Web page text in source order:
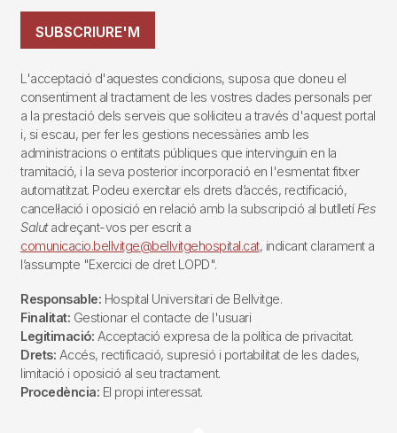
SUBSCRIURE'M
L'acceptació d'aquestes condicions, suposa que doneu el
consentiment al tractament de les vostres dades personals per
a la prestació dels serveis que sol·liciteu a través d'aquest portal
i, si escau, per fer les gestions necessàries amb les
administracions o entitats públiques que intervinguin en la
tramitació, i la seva posterior incorporació en l'esmentat fitxer
automatitzat. Podeu exercitar els drets d’accés, rectificació,
cancel·lació i oposició en relació amb la subscripció al butlletí Fes
Salutadreçant-vos per escrit a
comunicacio.bellvitge@bellvitgehospital.cat, indicant clarament a
l’assumpte "Exercici de dret LOPD".
Responsable: Hospital Universitari de Bellvitge.
Finalitat: Gestionar el contacte de l'usuari
Legitimació: Acceptació expresa de la política de privacitat.
Drets: Accés, rectificació, supresió i portabilitat de les dades,
limitació i oposició al seu tractament.
Procedència: El propi interessat.